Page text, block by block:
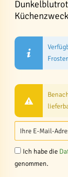
Ich habe die
genommen.